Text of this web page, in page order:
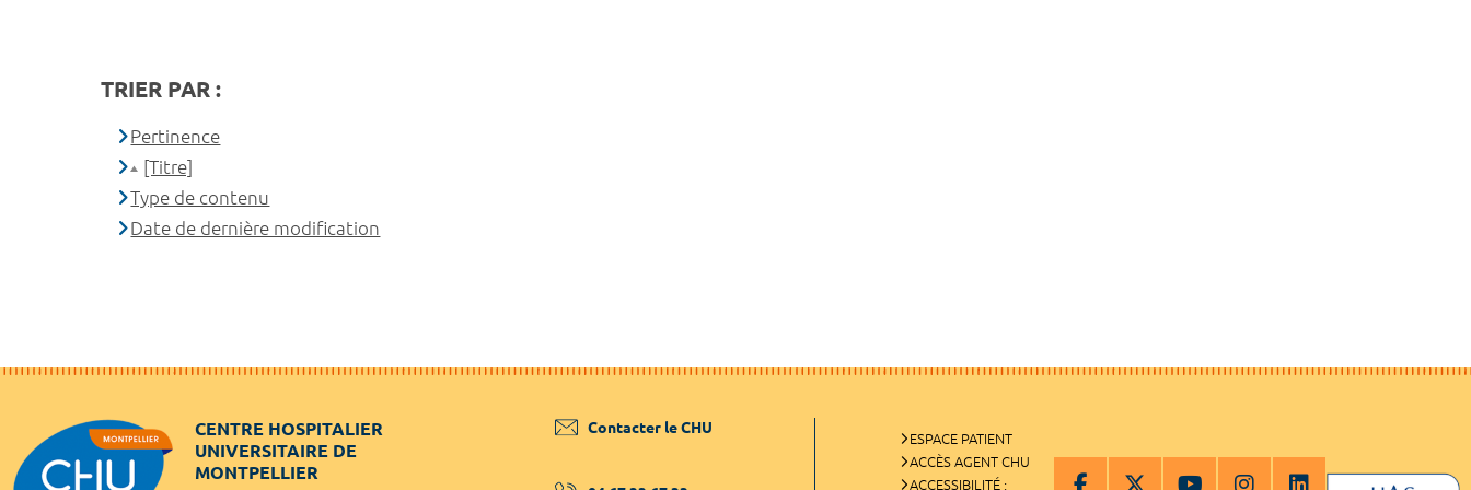
TRIER PAR :
Pertinence
[Titre]
Type de contenu
Date de dernière modification
CENTRE HOSPITALIER
UNIVERSITAIRE DE
MONTPELLIER
Contacter le CHU
ESPACE PATIENT
ACCÈS AGENT CHU
ACCESSIBILITÉ :